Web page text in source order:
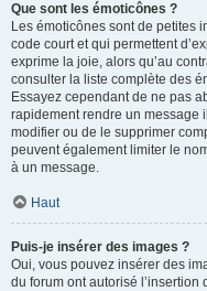
Que sont les émoticônes ?
Les émoticônes sont de petites
code court et qui permettent
exprime la joie, alors qu’au
consulter la liste complète des
Essayez cependant de ne pas
rapidement rendre un message
modifier ou de le supprimer
peuvent également limiter le
à un message.
Haut
Puis-je insérer des images ?
Oui, vous pouvez insérer des
du forum ont autorisé